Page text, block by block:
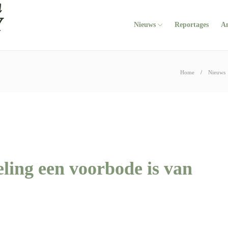
Nieuws Reportages
Home Nieuws
een voorbode is van